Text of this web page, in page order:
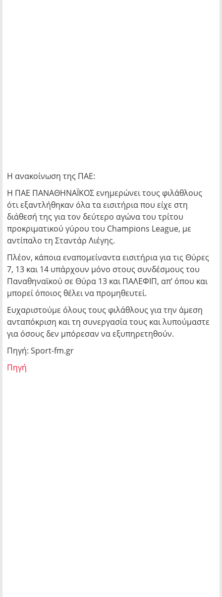
Η ανακοίνωση της ΠΑΕ:
Η ΠΑΕ ΠΑΝΑΘΗΝΑΪΚΟΣ ενημερώνει τους φιλάθλους
ότι εξαντλήθηκαν όλα τα εισιτήρια που είχε στη
διάθεσή της για τον δεύτερο αγώνα του τρίτου
προκριματικού γύρου του Champions League, με
αντίπαλο τη Σταντάρ Λιέγης.
Πλέον, κάποια εναπομείναντα εισιτήρια για τις Θύρες
7, 13 και 14 υπάρχουν μόνο στους συνδέσμους του
Παναθηναϊκού σε Θύρα 13 και ΠΑΛΕΦΙΠ, απ’ όπου και
μπορεί όποιος θέλει να προμηθευτεί.
Ευχαριστούμε όλους τους φιλάθλους για την άμεση
ανταπόκριση και τη συνεργασία τους και λυπούμαστε
για όσους δεν μπόρεσαν να εξυπηρετηθούν.
Πηγή: Sport-fm.gr
Πηγή